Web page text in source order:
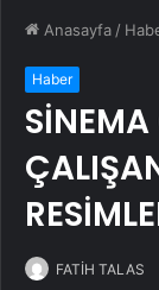
Anasayfa /
Haber
FATİH TALAS